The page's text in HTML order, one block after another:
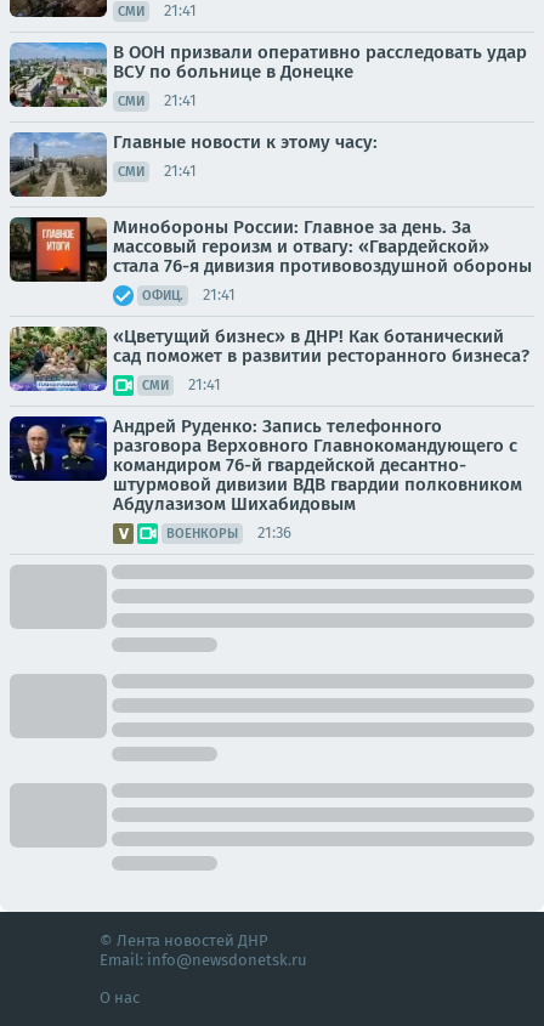
СМИ 21:41
В ООН призвали оперативно расследовать удар
ВСУ по больнице в Донецке
СМИ 21:41
Главные новости к этому часу:
СМИ 21:41
Минобороны России: Главное за день. За
массовый героизм и отвагу: «Гвардейской»
стала 76-я дивизия противовоздушной обороны
ОФИЦ. 21:41
«Цветущий бизнес» в ДНР! Как ботанический
сад поможет в развитии ресторанного бизнеса?
СМИ 21:41
Андрей Руденко: Запись телефонного
разговора Верховного Главнокомандующего с
командиром 76-й гвардейской десантно-
штурмовой дивизии ВДВ гвардии полковником
Абдулазизом Шихабидовым
ВОЕНКОРЫ 21:36
© Лента новостей ДНР
Email: info@newsdonetsk.ru
О нас